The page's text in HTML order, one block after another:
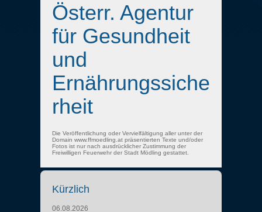
Österr. Agentur
für Gesundheit
und
Ernährungssiche
rheit
Die Veröffentlichung oder Vervielfältigung aller unter der
Domain www.ffmoedling.at präsentierten Texte und/oder
Fotos ist nur nach ausdrücklicher Zustimmung der
Freiwilligen Feuerwehr der Stadt Mödling gestattet.
Kürzlich
06.08.2026